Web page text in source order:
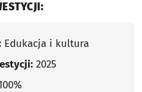
Edukacja i kultura
2025